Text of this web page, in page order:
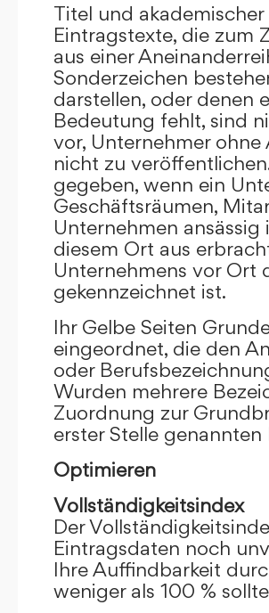
Titel und
Eintragstexte, die zum
aus einer
Sonderzeichen
darstellen, oder denen
Bedeutung fehlt, sind
vor, Unternehmer
nicht zu
gegeben, wenn ein
Geschäftsräumen,
Unternehmen
diesem Ort aus
Unternehmens vor Ort
gekennzeichnet ist.
Ihr Gelbe Seiten
eingeordnet, die den
oder
Wurden mehrere
Zuordnung zur
erster Stelle
Optimieren
Vollständigkeitsindex
Der
Eintragsdaten noch
Ihre Auffindbarkeit
weniger als 100 %